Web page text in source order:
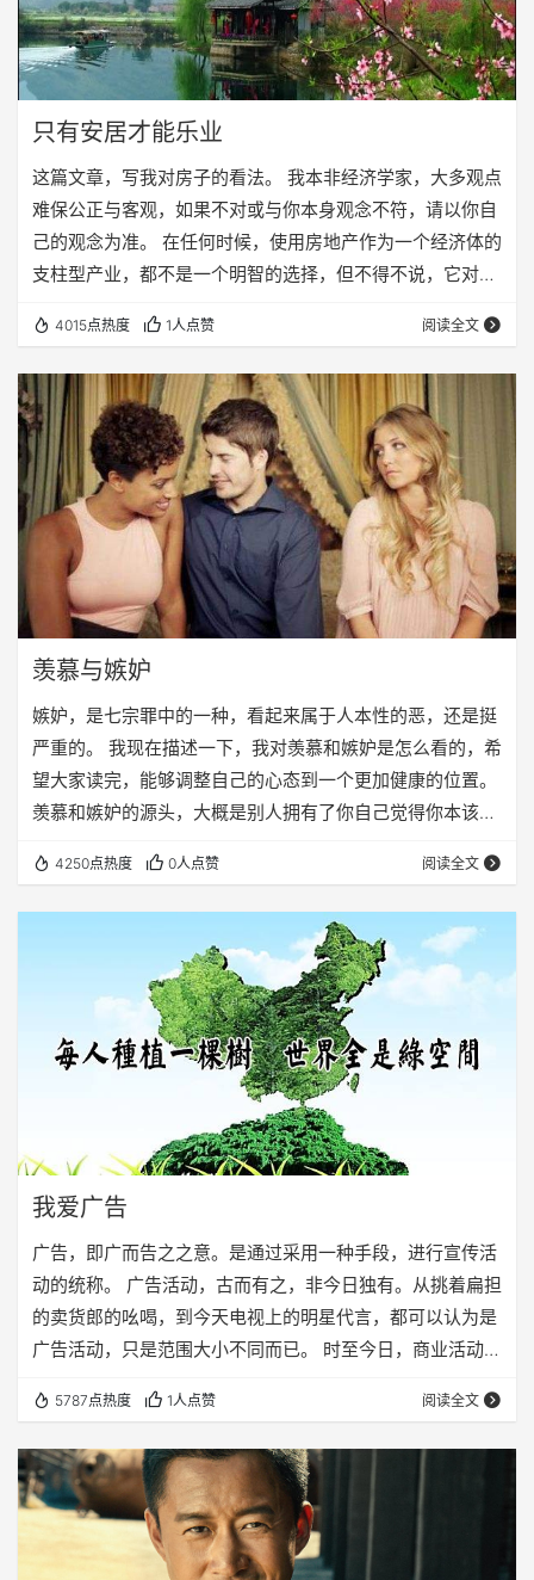
只有安居才能乐业
这篇文章，写我对房子的看法。 我本非经济学家，大多观点
难保公正与客观，如果不对或与你本身观念不符，请以你自
己的观念为准。 在任何时候，使用房地产作为一个经济体的
支柱型产业，都不是一个明智的选择，但不得不说，它对经
决反对者，我认为房价太高了。我因为学历还算高，申请到
一套人才公寓住房，属于定向限价房吧，是为了解决岳父岳
母的住房问题。而我和夫人，至今仍然在租房。我把我的观
点总结下。 我自认为是一个高学历的科研人才，虽然没有什
么才能，但是学位和学历都还在，像我这样一个努…
4015点热度 1人点赞 阅读全文
羡慕与嫉妒
嫉妒，是七宗罪中的一种，看起来属于人本性的恶，还是挺
严重的。 我现在描述一下，我对羡慕和嫉妒是怎么看的，希
望大家读完，能够调整自己的心态到一个更加健康的位置。
羡慕和嫉妒的源头，大概是别人拥有了你自己觉得你本该拥
逐渐递增。如果到恨这个级别，基本说明已经深入骨髓了。
实际上，羡慕和嫉妒，完全是不必要的。为什么呢？我来分
析一下。 第一、这世界上没有最高，只有更高。你羡慕甲，
甲还要嫉妒乙，乙呢，又因为嫉妒去恨丙，因为每个人都不
可能拥有所有的东西，也无法赚完所有的钱，所以…
4250点热度 0人点赞 阅读全文
我爱广告
广告，即广而告之之意。是通过采用一种手段，进行宣传活
动的统称。 广告活动，古而有之，非今日独有。从挑着扁担
的卖货郎的吆喝，到今天电视上的明星代言，都可以认为是
广告活动，只是范围大小不同而已。 时至今日，商业活动日
处可见，很多人对广告是反感的，而我却喜欢广告。我喜欢
广告的原因是，广告给人更多的选择。 将广告运用的淋漓尽
致的，第一要数电视台，第二要数Google。这两者，都有
一个很明显的特点，那就是完全依赖于广告，将自己的主打
产品变成免费的，提供给每个人。这样，只要你…
5787点热度 1人点赞 阅读全文